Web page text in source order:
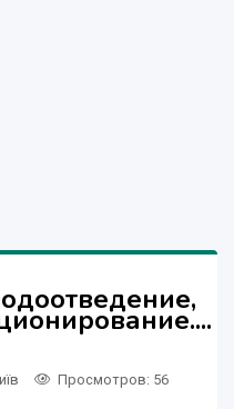
Просмотров: 56